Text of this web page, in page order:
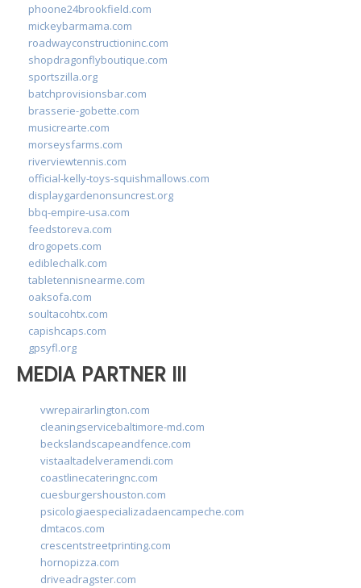
phoone24brookfield.com
mickeybarmama.com
roadwayconstructioninc.com
shopdragonflyboutique.com
sportszilla.org
batchprovisionsbar.com
brasserie-gobette.com
musicrearte.com
morseysfarms.com
riverviewtennis.com
official-kelly-toys-squishmallows.com
displaygardenonsuncrest.org
bbq-empire-usa.com
feedstoreva.com
drogopets.com
ediblechalk.com
tabletennisnearme.com
oaksofa.com
soultacohtx.com
capishcaps.com
gpsyfl.org
MEDIA PARTNER III
vwrepairarlington.com
cleaningservicebaltimore-md.com
beckslandscapeandfence.com
vistaaltadelveramendi.com
coastlinecateringnc.com
cuesburgershouston.com
psicologiaespecializadaencampeche.com
dmtacos.com
crescentstreetprinting.com
hornopizza.com
driveadragster.com